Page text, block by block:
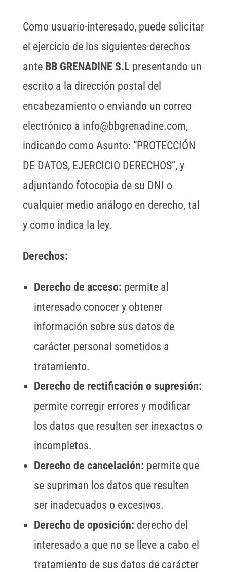
Como usuario-interesado, puede solicitar
el ejercicio de los siguientes derechos
ante BB GRENADINE S.L presentando un
escrito a la dirección postal del
encabezamiento o enviando un correo
electrónico a info@bbgrenadine.com,
indicando como Asunto: “PROTECCIÓN
DE DATOS, EJERCICIO DERECHOS”, y
adjuntando fotocopia de su DNI o
cualquier medio análogo en derecho, tal
y como indica la ley.
Derechos:
Derecho de acceso: permite al
interesado conocer y obtener
información sobre sus datos de
carácter personal sometidos a
tratamiento.
Derecho de rectificación o supresión:
permite corregir errores y modificar
los datos que resulten ser inexactos o
incompletos.
Derecho de cancelación: permite que
se supriman los datos que resulten
ser inadecuados o excesivos.
Derecho de oposición: derecho del
interesado a que no se lleve a cabo el
tratamiento de sus datos de carácter